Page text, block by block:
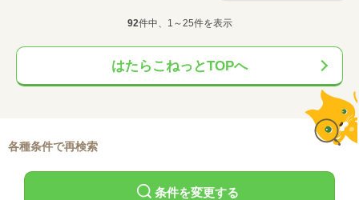
92件中、1～25件を表示
はたらこねっとTOPへ
各種条件で再検索
条件を変更する